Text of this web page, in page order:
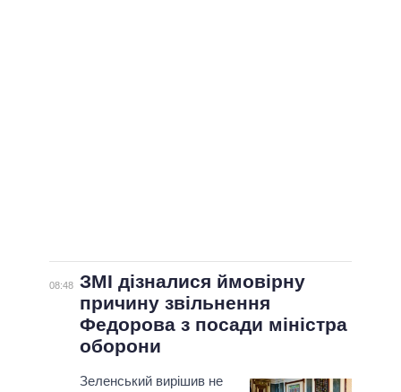
08:48 ЗМІ дізналися ймовірну
причину звільнення
Федорова з посади міністра
оборони
Зеленський вирішив не